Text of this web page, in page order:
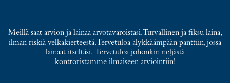
Meillä saat arvion ja lainaa arvotavaroistasi. Turvallinen ja fiksu laina,
ilman riskiä velkakierteestä. Tervetuloa älykkäämpään panttiin, jossa
lainaat itseltäsi. Tervetuloa johonkin neljästä
konttoristamme ilmaiseen arviointiin!